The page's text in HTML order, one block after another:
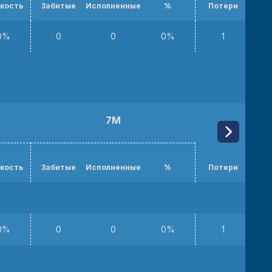
Забитые Исполненные % Потери
0 0 0% 1
7М
Забитые Исполненные % Потери
0 0 0% 1